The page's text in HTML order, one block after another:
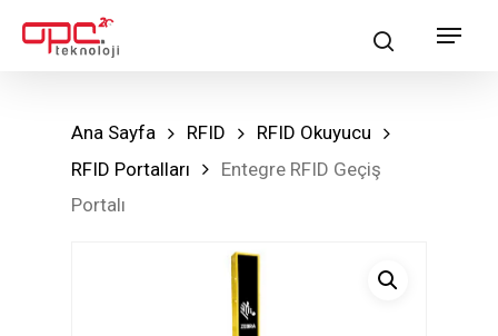
searchMenu
Ana Sayfa RFID
RFID Okuyucu
RFID Portalları
Entegre RFID Geçiş
Portalı